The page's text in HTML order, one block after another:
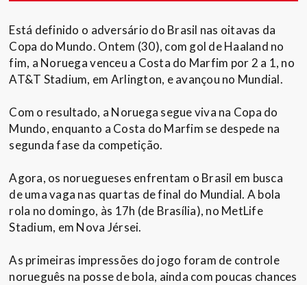
Está definido o adversário do Brasil nas oitavas da
Copa do Mundo. Ontem (30), com gol de Haaland no
fim, a Noruega venceu a Costa do Marfim por 2 a 1, no
AT&T Stadium, em Arlington, e avançou no Mundial.
Com o resultado, a Noruega segue viva na Copa do
Mundo, enquanto a Costa do Marfim se despede na
segunda fase da competição.
Agora, os noruegueses enfrentam o Brasil em busca
de uma vaga nas quartas de final do Mundial. A bola
rola no domingo, às 17h (de Brasília), no MetLife
Stadium, em Nova Jérsei.
As primeiras impressões do jogo foram de controle
norueguês na posse de bola, ainda com poucas chances